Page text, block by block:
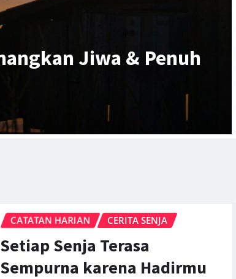
CATATAN HARIAN CERITA SENJA
Setiap Senja Terasa
Sempurna karena Hadirmu